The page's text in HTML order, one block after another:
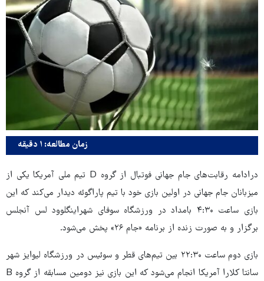
زمان مطالعه: ۱ دقیقه
درادامه رقابت‌های جام جهانی فوتبال از گروه D تیم ملی آمریکا یکی از
میزبانان جام جهانی در اولین بازی خود با تیم پاراگوئه دیدار می‌کند که این
بازی ساعت ۴:۳۰ بامداد در ورزشگاه سوفای شهراینگلوود لس آنجلس
برگزار و به صورت زنده از برنامه «جام ۲۶» پخش می‌شود.
بازی دوم ساعت ۲۲:۳۰ بین تیم‌های قطر و سوئیس در ورزشگاه لیوایز شهر
سانتا کلارا آمریکا انجام می‌شود که این بازی نیز دومین مسابقه از گروه B